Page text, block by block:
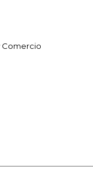
Comercio